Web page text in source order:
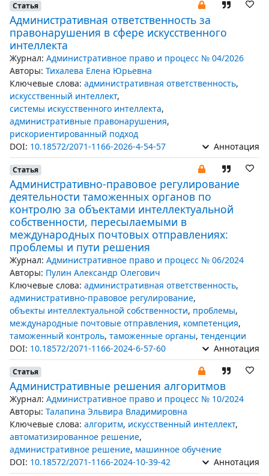
Статья
Административная ответственность за
правонарушения в сфере искусственного
интеллекта
Журнал: Административное право и процесс № 04/2026
Авторы: Тихалева Елена Юрьевна
Ключевые слова: административная ответственность,
искусственный интеллект,
системы искусственного интеллекта,
административные правонарушения,
рискориентированный подход
DOI: 10.18572/2071-1166-2026-4-54-57 Аннотация
Статья
Административно-правовое регулирование
деятельности таможенных органов по
контролю за объектами интеллектуальной
собственности, пересылаемыми в
международных почтовых отправлениях:
проблемы и пути решения
Журнал: Административное право и процесс № 06/2024
Авторы: Пулин Александр Олегович
Ключевые слова: административная ответственность,
административно-правовое регулирование,
объекты интеллектуальной собственности, проблемы,
международные почтовые отправления, компетенция,
таможенный контроль, таможенные органы, тенденции
DOI: 10.18572/2071-1166-2024-6-57-60 Аннотация
Статья
Административные решения алгоритмов
Журнал: Административное право и процесс № 10/2024
Авторы: Талапина Эльвира Владимировна
Ключевые слова: алгоритм, искусственный интеллект,
автоматизированное решение,
административное решение, машинное обучение
DOI: 10.18572/2071-1166-2024-10-39-42 Аннотация